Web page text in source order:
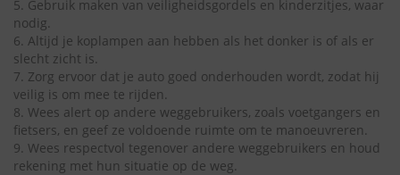
5. Gebruik maken van veiligheidsgordels en kinderzitjes, waar
nodig.
6. Altijd je koplampen aan hebben als het donker is of als er
slecht zicht is.
7. Zorg ervoor dat je auto goed onderhouden wordt, zodat hij
veilig is om mee te rijden.
8. Wees alert op andere weggebruikers, zoals voetgangers en
fietsers, en geef ze voldoende ruimte om te manoeuvreren.
9. Wees respectvol tegenover andere weggebruikers en houd
rekening met hun situatie op de weg.